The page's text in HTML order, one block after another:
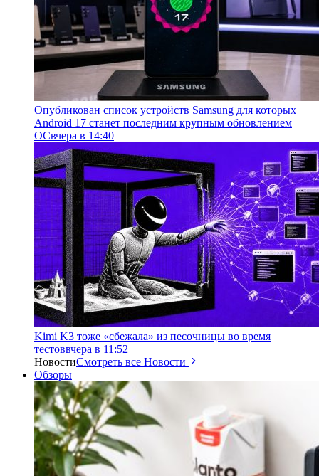
Опубликован список устройств Samsung для которых
Android 17 станет последним крупным обновлением
ОСвчера в 14:40
Kimi K3 тоже «сбежала» из песочницы во время
тестоввчера в 11:52
НовостиСмотреть все Новости
Обзоры